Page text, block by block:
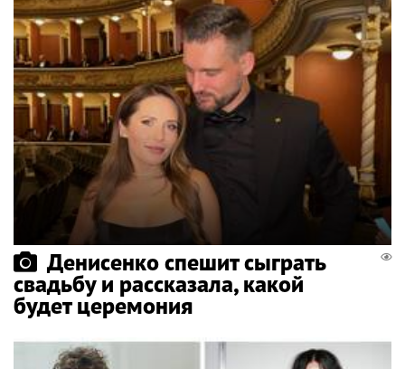
Денисенко спешит сыграть
свадьбу и рассказала, какой
будет церемония